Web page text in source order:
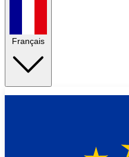
Français